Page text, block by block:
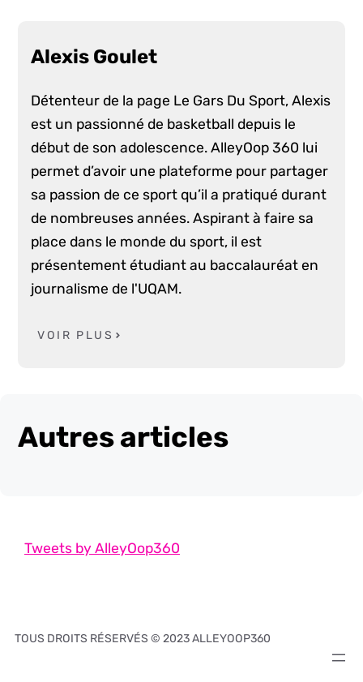
Alexis Goulet
Détenteur de la page Le Gars Du Sport, Alexis
est un passionné de basketball depuis le
début de son adolescence. AlleyOop 360 lui
permet d’avoir une plateforme pour partager
sa passion de ce sport qu’il a pratiqué durant
de nombreuses années. Aspirant à faire sa
place dans le monde du sport, il est
présentement étudiant au baccalauréat en
journalisme de l'UQAM.
VOIR PLUS
Autres articles
Tweets by AlleyOop360
TOUS DROITS RÉSERVÉS © 2023 ALLEYOOP360